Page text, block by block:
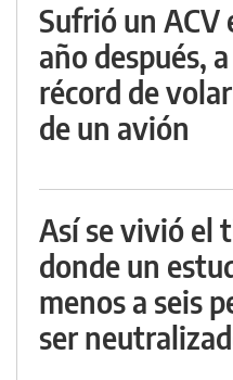
Sufrió un ACV
año después,
récord de
de un avión
Así se vivió el
donde un
menos a seis
ser